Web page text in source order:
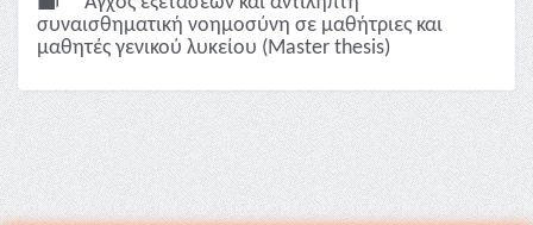
συναισθηματική νοημοσύνη σε μαθήτριες και
μαθητές γενικού λυκείου (Master thesis)